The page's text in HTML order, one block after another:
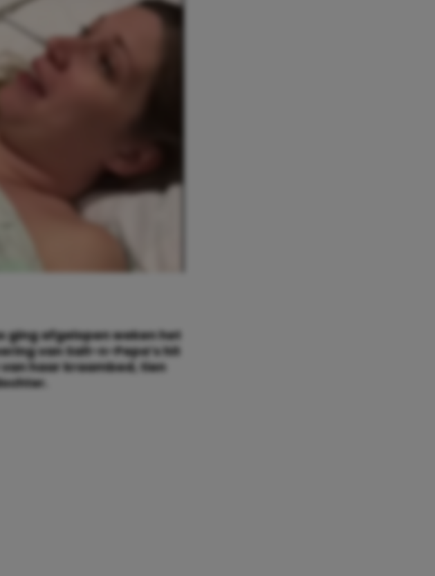
ging afgelopen weken het
van Salt-n-Pepa’s hit
haar kraambed, tien